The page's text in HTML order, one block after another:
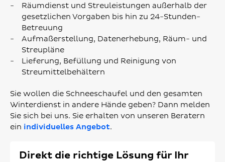
Räumdienst und Streuleistungen außerhalb der
gesetzlichen Vorgaben bis hin zu 24-Stunden-
Betreuung
Aufmaßerstellung, Datenerhebung, Räum- und
Streupläne
Lieferung, Befüllung und Reinigung von
Streumittelbehältern
Sie wollen die Schneeschaufel und den gesamten
Winterdienst in andere Hände geben? Dann melden
Sie sich bei uns. Sie erhalten von unseren Beratern
ein individuelles Angebot.
Direkt die richtige Lösung für Ihr